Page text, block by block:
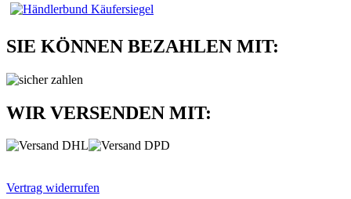
SIE KÖNNEN BEZAHLEN MIT:
WIR VERSENDEN MIT:
Vertrag widerrufen